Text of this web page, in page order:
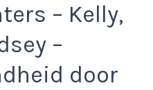
– Kelly,
–
door